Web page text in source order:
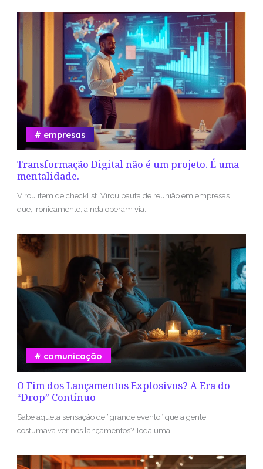
Transformação Digital não é um projeto. É uma
mentalidade.
empresas
Virou item de checklist. Virou pauta de reunião em empresas
que, ironicamente, ainda operam via...
O Fim dos Lançamentos Explosivos? A Era do
“Drop” Contínuo
comunicação
Sabe aquela sensação de “grande evento” que a gente
costumava ver nos lançamentos? Toda uma...